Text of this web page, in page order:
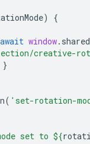
)
{
await window.
creative-
}
( 'set-rotation-
set to ${